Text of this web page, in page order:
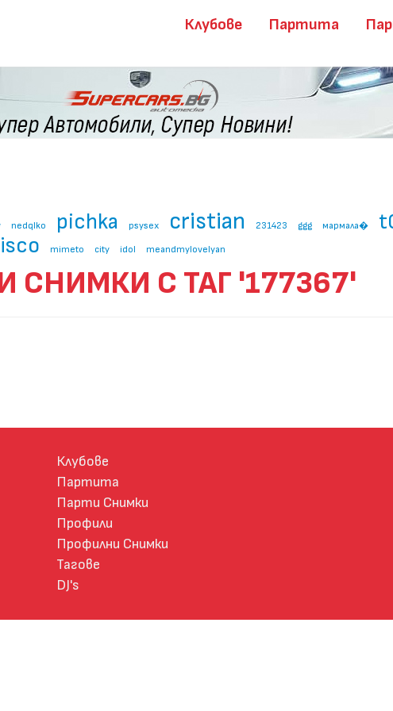
Клубове Партита
nedqlko pichka psysex cristian 231423 ggg мармала�
mimeto city idol meandmylovelyan
СНИМКИ С ТАГ '177367'
Клубове
Партита
Парти Снимки
Профили
Профилни Снимки
Тагове
DJ's